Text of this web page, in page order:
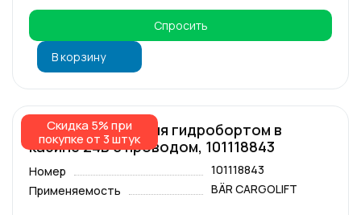
Спросить
В корзину
Скидка 5% при
покупке от 3 штук
Кнопка управления гидробортом в
кабине 24В с проводом, 101118843
Номер
101118843
Применяемость
BÄR CARGOLIFT